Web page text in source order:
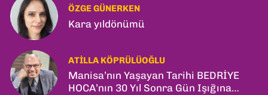
ÖZGE GÜNERKEN
Kara yıldönümü
ATILLA KÖPRÜLÜOĞLU
Manisa’nın Yaşayan Tarihi BEDRİYE
HOCA’nın 30 Yıl Sonra Gün Işığına